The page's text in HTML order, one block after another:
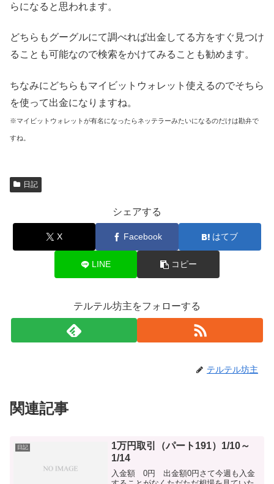
らになると思われます。
どちらもグーグルにて調べれば出金してる方をすぐ見つけ
ることも可能なので検索をかけてみることも勧めます。
ちなみにどちらもマイビットウォレット使えるのでそちら
を使って出金になりますね。
※マイビットウォレットが有名になったらネッテラーみたいになるのだけは勘弁で
すね。
日記
シェアする
X Facebook はてブ
LINE コピー
テルテル坊主をフォローする
テルテル坊主
関連記事
日記
1万円取引（パート191）1/10～
1/14
入金額 0円 出金額0円さて今週も入金